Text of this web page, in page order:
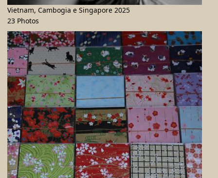
Vietnam, Cambogia e Singapore 2025
23 Photos